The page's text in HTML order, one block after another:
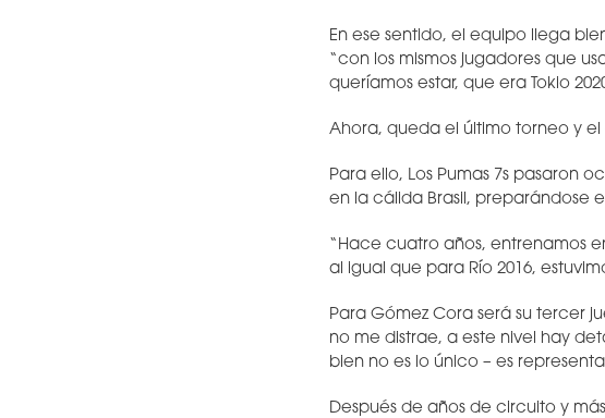
En ese sentido, el equipo llega
“con los mismos jugadores que
queríamos estar, que era Tokio
Ahora, queda el último torneo y
Para ello, Los Pumas 7s pasaron
en la cálida Brasil, preparándose
“Hace cuatro años, entrenamos
al igual que para Río 2016,
Para Gómez Cora será su tercer
no me distrae, a este nivel hay
bien no es lo único – es
Después de años de circuito y